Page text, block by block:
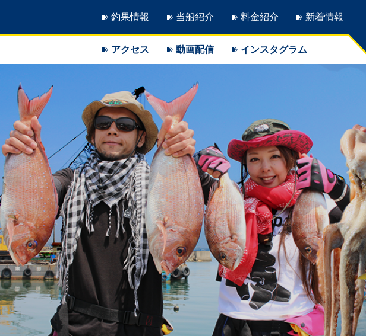
釣果情報 当船紹介 料金紹介 新着情報
アクセス 動画配信 インスタグラム